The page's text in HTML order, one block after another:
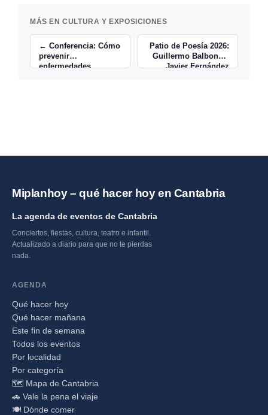
MÁS EN CULTURA Y EXPOSICIONES
← Conferencia: Cómo
prevenir
enfermedades
Patio de Poesía 2026:
Guillermo Balbona y
Javier Fernández
Miplanhoy – qué hacer hoy en Cantabria
La agenda de eventos de Cantabria
Conciertos, fiestas, cultura, teatro e infantil.
Actualizado a diario para que no te pierdas
nada.
AGENDA
Qué hacer hoy
Qué hacer mañana
Este fin de semana
Todos los eventos
Por localidad
Por categoría
🗺️ Mapa de Cantabria
🚗 Vale la pena el viaje
🍽️ Dónde comer